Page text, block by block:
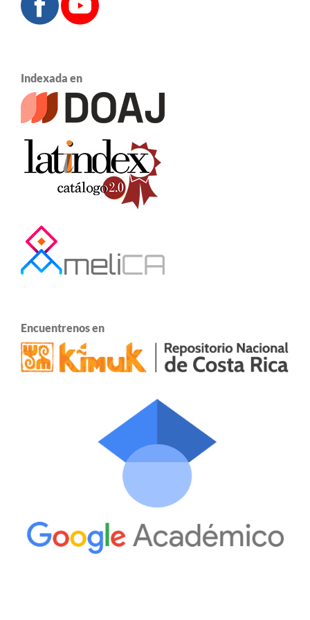
Indexada en
Encuentrenos en